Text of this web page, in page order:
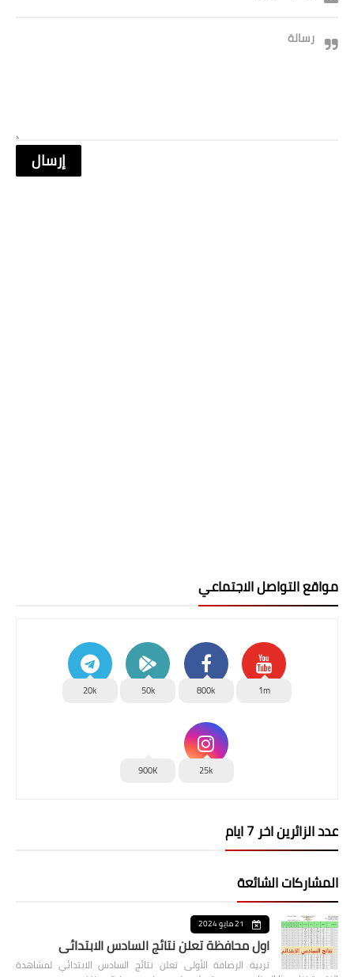
رسالة
مواقع التواصل الاجتماعي
1m
800k
50k
20k
25k
900K
عدد الزائرين اخر 7 ايام
المشاركات الشائعة
21 مايو 2024
اول محافظة تعلن نتائج السادس الابتدائي
تربية الرصافة الأولى تعلن نتائج السادس الابتدائي لمشاهدة